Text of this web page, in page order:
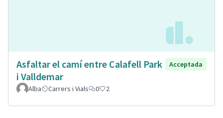
Asfaltar el camí entre Calafell Park
i Valldemar
Acceptada
Alba Carrers i Vials 0 2